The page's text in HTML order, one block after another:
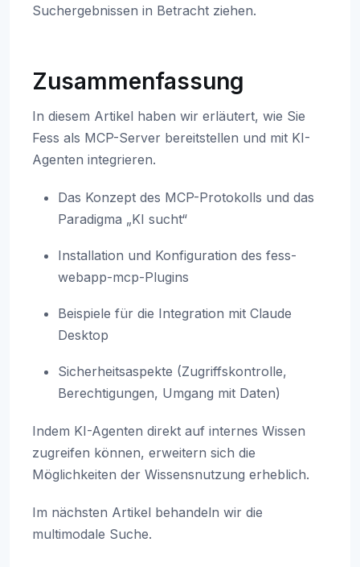
Suchergebnissen in Betracht ziehen.
Zusammenfassung
In diesem Artikel haben wir erläutert, wie Sie
Fess als MCP-Server bereitstellen und mit KI-
Agenten integrieren.
Das Konzept des MCP-Protokolls und das
Paradigma „KI sucht“
Installation und Konfiguration des fess-
webapp-mcp-Plugins
Beispiele für die Integration mit Claude
Desktop
Sicherheitsaspekte (Zugriffskontrolle,
Berechtigungen, Umgang mit Daten)
Indem KI-Agenten direkt auf internes Wissen
zugreifen können, erweitern sich die
Möglichkeiten der Wissensnutzung erheblich.
Im nächsten Artikel behandeln wir die
multimodale Suche.